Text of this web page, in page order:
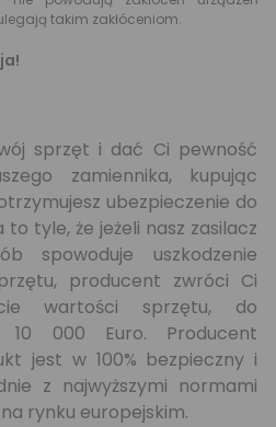
takim zakłóceniom.
sprzęt i dać Ci pewność
zamiennika, kupując
ubezpieczenie do
to tyle, że jeżeli nasz zasilacz
spowoduje uszkodzenie
producent zwróci Ci
wartości sprzętu, do
10 000 Euro. Producent
jest w 100% bezpieczny i
z najwyższymi normami
rynku europejskim.